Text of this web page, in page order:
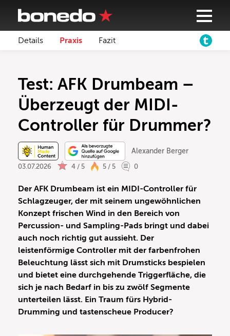
Details Praxis Fazit
Test: AFK Drumbeam –
Überzeugt der MIDI-
Controller für Drummer?
Alexander Berger
03.07.2026 4 / 5 5 / 5 0
Der AFK Drumbeam ist ein MIDI-Controller für
Schlagzeuger, der mit seinem ungewöhnlichen
Konzept frischen Wind in den Bereich von
Percussion- und Sampling-Pads bringt und dabei
auch noch richtig gut aussieht. Der
leistenförmige Controller mit der farbenfrohen
Beleuchtung lässt sich mit Drumsticks bespielen
und bietet eine durchgehende Triggerfläche, die
sich je nach Bedarf in bis zu zwölf Segmente
unterteilen lässt. Ein Traum fürs Hybrid-
Drumming und tastenscheue Producer?